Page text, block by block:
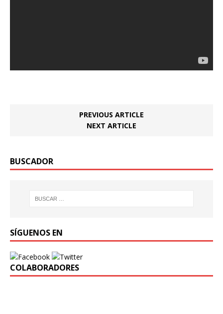
PREVIOUS ARTICLE
NEXT ARTICLE
BUSCADOR
SÍGUENOS EN
COLABORADORES